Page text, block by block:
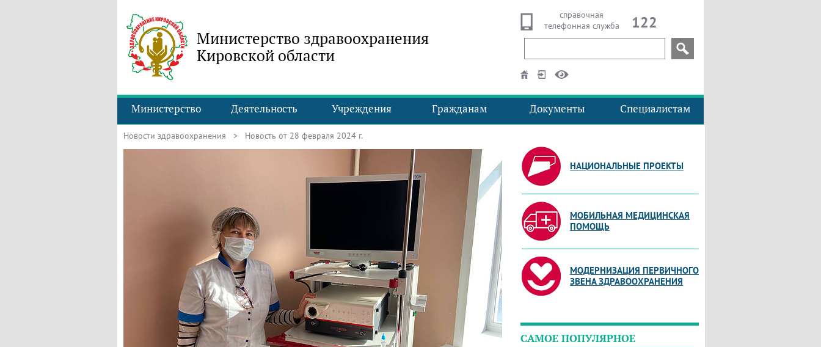
Министерство здравоохранения
Кировской области
справочная
телефонная служба
122
Министерство Деятельность Учреждения Гражданам Документы Специалистам
Новости здравоохранения > Новость от 28 февраля 2024 г.
НАЦИОНАЛЬНЫЕ ПРОЕКТЫ
МОБИЛЬНАЯ МЕДИЦИНСКАЯ
ПОМОЩЬ
МОДЕРНИЗАЦИЯ ПЕРВИЧНОГО
ЗВЕНА ЗДРАВООХРАНЕНИЯ
САМОЕ ПОПУЛЯРНОЕ